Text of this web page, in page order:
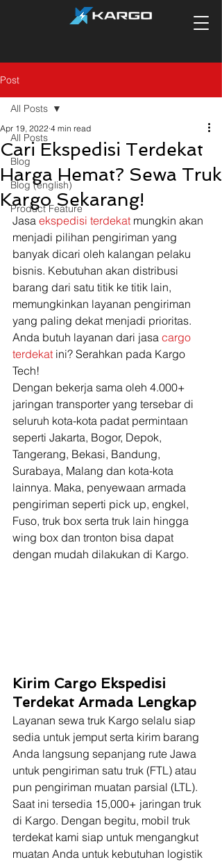
Post
All Posts
Blog
Blog (english)
Product Feature
All Posts
Cari Ekspedisi Terdekat
Harga Hemat? Sewa Truk
Kargo Sekarang!
Apr 19, 2022 4 min read
Jasa ekspedisi terdekat mungkin akan
menjadi pilihan pengiriman yang
banyak dicari oleh kalangan pelaku
bisnis. Kebutuhan akan distribusi
barang dari satu titik ke titik lain,
memungkinkan layanan pengiriman
yang paling dekat menjadi prioritas.
Anda butuh layanan dari jasa cargo
terdekat ini? Serahkan pada Kargo
Tech!
Dengan bekerja sama oleh 4.000+
jaringan transporter yang tersebar di
seluruh kota-kota padat permintaan
seperti Jakarta, Bogor, Depok,
Tangerang, Bekasi, Bandung,
Surabaya, Malang dan kota-kota
lainnya. Maka, penyewaan armada
pengiriman seperti pick up, engkel,
Fuso, truk box serta truk lain hingga
wing box dan tronton bisa dapat
dengan mudah dilakukan di Kargo.
Kirim Cargo Ekspedisi
Terdekat Armada Lengkap
Layanan sewa truk Kargo selalu siap
sedia untuk jemput serta kirim barang
Anda langsung sepanjang rute Jawa
untuk pengiriman satu truk (FTL) atau
pun pengiriman muatan parsial (LTL).
Saat ini tersedia 15,000+ jaringan truk
di Kargo. Dengan begitu, mobil truk
terdekat kami siap untuk mengangkut
muatan Anda untuk kebutuhan logistik